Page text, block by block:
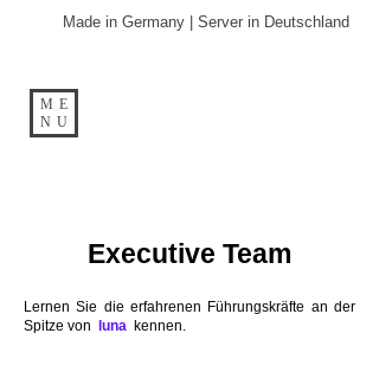
ME
NU
Made in Germany | Server in Deutschland
Executive Team
Lernen Sie die erfahrenen Führungskräfte an der
Spitze von
luna kennen.